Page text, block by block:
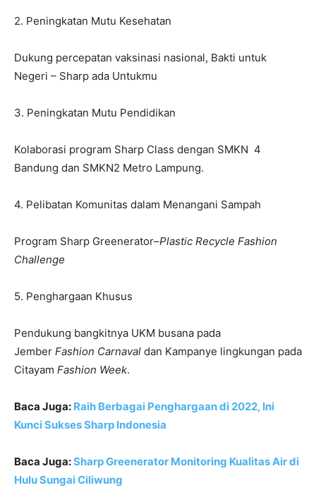
2. Peningkatan Mutu Kesehatan
Dukung percepatan vaksinasi nasional, Bakti untuk
Negeri – Sharp ada Untukmu
3. Peningkatan Mutu Pendidikan
Kolaborasi program Sharp Class dengan SMKN 4
Bandung dan SMKN2 Metro Lampung.
4. Pelibatan Komunitas dalam Menangani Sampah
Program Sharp Greenerator–Plastic Recycle Fashion
Challenge
5. Penghargaan Khusus
Pendukung bangkitnya UKM busana pada
Jember Fashion Carnaval dan Kampanye lingkungan pada
Citayam Fashion Week.
Baca Juga: Raih Berbagai Penghargaan di 2022, Ini
Kunci Sukses Sharp Indonesia
Baca Juga:Sharp Greenerator Monitoring Kualitas Air di
Hulu Sungai Ciliwung